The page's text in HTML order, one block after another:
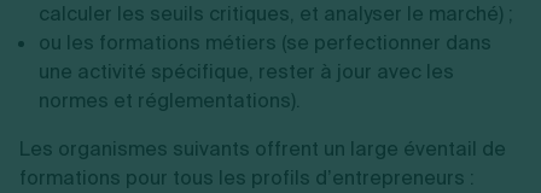
calculer les seuils critiques, et analyser le marché) ;
ou les formations métiers (se perfectionner dans
une activité spécifique, rester à jour avec les
normes et réglementations).
Les organismes suivants offrent un large éventail de
formations pour tous les profils d’entrepreneurs :